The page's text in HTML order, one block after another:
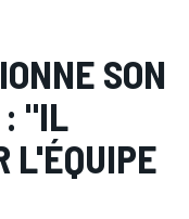
SON
: "IL
L'ÉQUIPE